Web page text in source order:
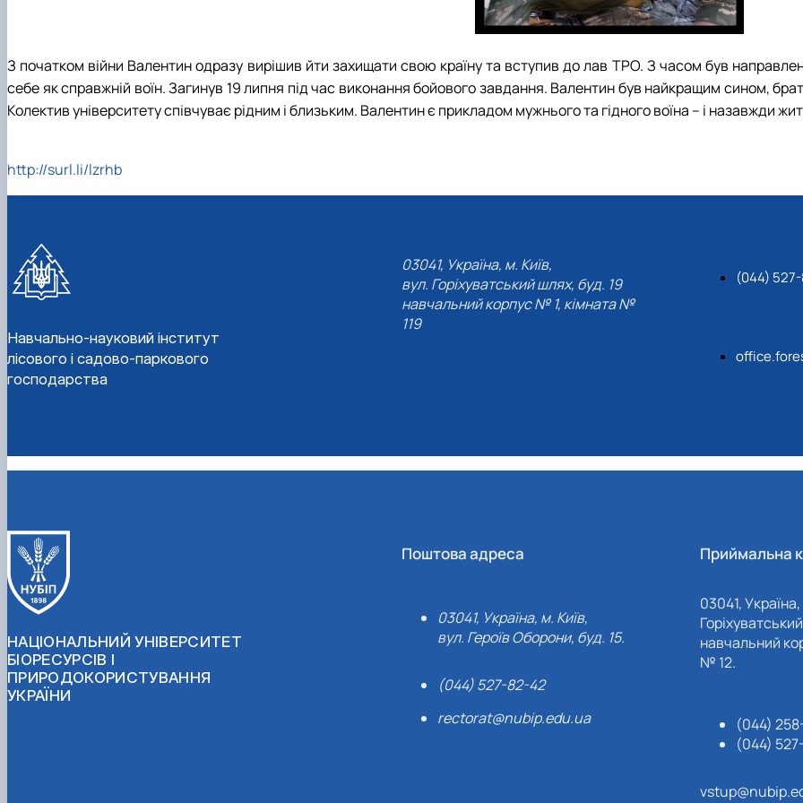
СЕРГА Петро Грирорович (18.06.1999
СОЛОВЙОВ Сергій Олександрович
СТЕПАНОВ Віталій Анатолійович
ТЕРЕЩЕНКО Ростислав Віталійович
ТУШАКОВСЬКИЙ Борис Олександрович
З початком війни Валентин одразу вирішив йти захищати свою країну та вступив до лав ТРО. З часом був
себе як справжній воїн. Загинув 19 липня під час виконання бойового завдання. Валентин був найкращим сином,
Колектив університету співчуває рідним і близьким. Валентин є прикладом мужнього та гідного воїна – і назавжди
http://surl.li/lzrhb
Навчально-науковий інститут
лісового і садово-паркового
господарства
03041, Україна, м. Київ,
вул. Горіхуватський шлях, буд. 19
навчальний корпус № 1, кімната №
119
(044)
НАЦІОНАЛЬНИЙ УНІВЕРСИТЕТ
БІОРЕСУРСІВ І
ПРИРОДОКОРИСТУВАННЯ
УКРАЇНИ
Поштова адреса
03041, Україна, м. Київ,
вул. Героїв Оборони, буд. 15.
(044) 527-82-42
rectorat@nubip.edu.ua
Приймальна
03041,
навчальний
№ 12.
(044)
(044)